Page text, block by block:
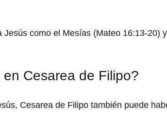
como el Mesías (Mateo 16:13-20)
Cesarea de Filipo?
Cesarea de Filipo también puede